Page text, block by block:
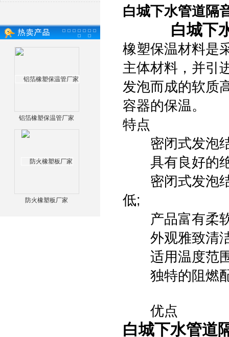
铝箔橡塑保温管厂家
防火橡塑板厂家
白城下水管道隔
白城下
橡塑保温材料是
主体材料，并引
发泡而成的软质
容器的保温。
特点
密闭式发泡结
具有良好的绝
密闭式发泡结
低;
产品富有柔软
外观雅致清
适用温度范围
独特的阻燃配
优点
白城下水管道